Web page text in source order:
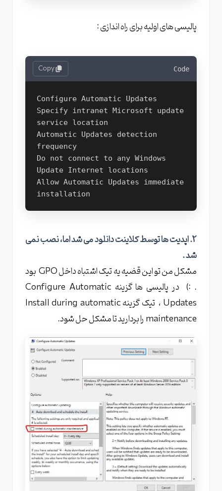
پالیسی های اولیه برای راه اندازی :
Code
Copy
Configure Automatic Updates
Specify intranet Microsoft update
service location
Automatic Updates detection
frequency
Do not connect to any Windows
Update Internet locations
Allow Automatic Updates immediate
installation
2. اپدیت ها توسط کلاینت دانلود می شد اما، نصب نمی
شد .
مشکل من تو این قضیه یه تیک اشتباه داخل GPO بود
. :) در پالیسی ها گزینه Configure Automatic
Updates ، تیک گزینه Install during automatic
maintenance را بردارید تا مشکل حل شود.